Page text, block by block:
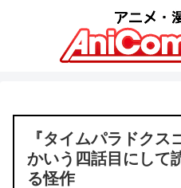
『タイムパラドクス
かいう四話目にして
る怪作